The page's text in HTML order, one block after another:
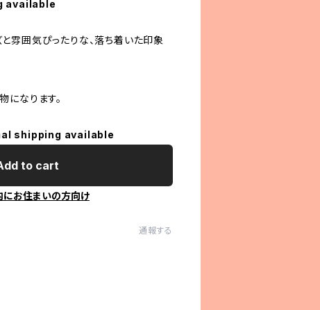
available
雰囲気ぴったりな、落ち着いた印象
になります。
shipping available
to cart
にお住まいの方向け
通報する